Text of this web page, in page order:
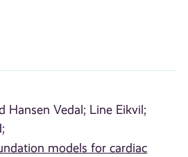
Hansen Vedal; Line Eikvil;
models for cardiac